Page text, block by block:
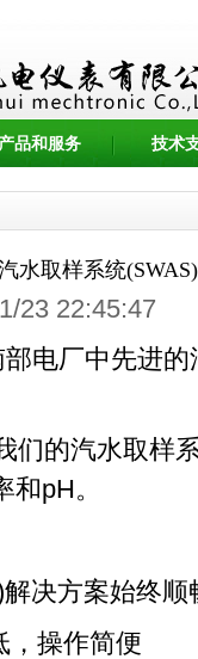
产品和服务 技术
水取样系统
23 22:45:47
部电厂中先进
们的汽水取样
和pH。
解决方案始终顺
，操作简便